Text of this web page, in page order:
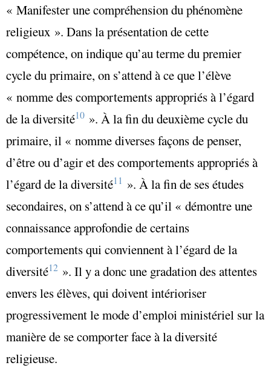
« Manifester une compréhension du phénomène
religieux ». Dans la présentation de cette
compétence, on indique qu’au terme du premier
cycle du primaire, on s’attend à ce que l’élève
« nomme des comportements appropriés à l’égard
de la diversité10 ». À la fin du deuxième cycle du
primaire, il « nomme diverses façons de penser,
d’être ou d’agir et des comportements appropriés à
l’égard de la diversité11 ». À la fin de ses études
secondaires, on s’attend à ce qu’il « démontre une
connaissance approfondie de certains
comportements qui conviennent à l’égard de la
diversité12 ». Il y a donc une gradation des attentes
envers les élèves, qui doivent intérioriser
progressivement le mode d’emploi ministériel sur la
manière de se comporter face à la diversité
religieuse.